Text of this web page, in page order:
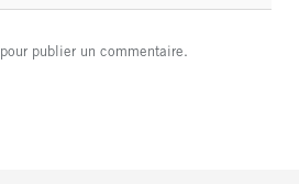
pour publier un commentaire.